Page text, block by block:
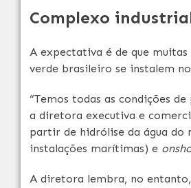
Complexo
A expectativa é de que
verde brasileiro se instalem
“Temos todas as condições
a diretora executiva e
partir de hidrólise da água do
instalações marítimas) e
A diretora lembra, no